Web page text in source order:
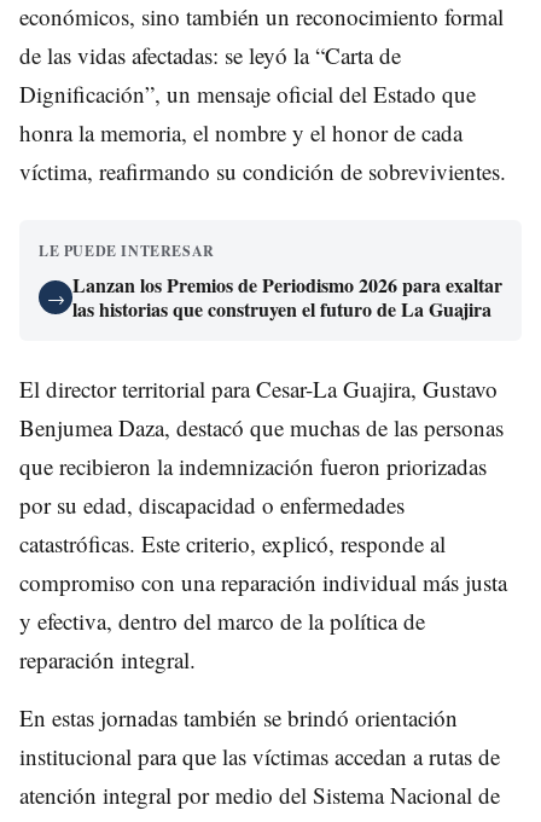
económicos, sino también un reconocimiento formal
de las vidas afectadas: se leyó la “Carta de
Dignificación”, un mensaje oficial del Estado que
honra la memoria, el nombre y el honor de cada
víctima, reafirmando su condición de sobrevivientes.
LE PUEDE INTERESAR
→ Lanzan los Premios de Periodismo 2026 para exaltar
las historias que construyen el futuro de La Guajira
El director territorial para Cesar-La Guajira, Gustavo
Benjumea Daza, destacó que muchas de las personas
que recibieron la indemnización fueron priorizadas
por su edad, discapacidad o enfermedades
catastróficas. Este criterio, explicó, responde al
compromiso con una reparación individual más justa
y efectiva, dentro del marco de la política de
reparación integral.
En estas jornadas también se brindó orientación
institucional para que las víctimas accedan a rutas de
atención integral por medio del Sistema Nacional de